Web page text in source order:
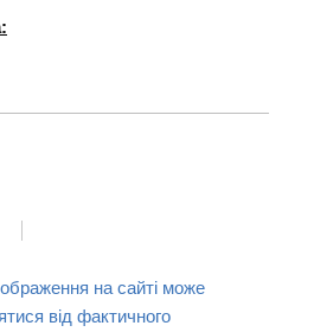
на сайті може
від фактичного